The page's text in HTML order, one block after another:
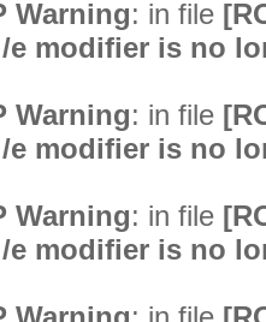
Warning: in file
e modifier is no
Warning: in file
e modifier is no
Warning: in file
e modifier is no